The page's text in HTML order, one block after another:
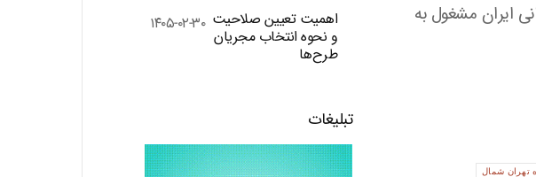
ساختمانی ایران مشغول به
تهران شمال
اهمیت تعیین صلاحیت
و نحوه انتخاب مجریان
طرح‌ها
۱۴۰۵-۰۲-۳۰
تبلیغات